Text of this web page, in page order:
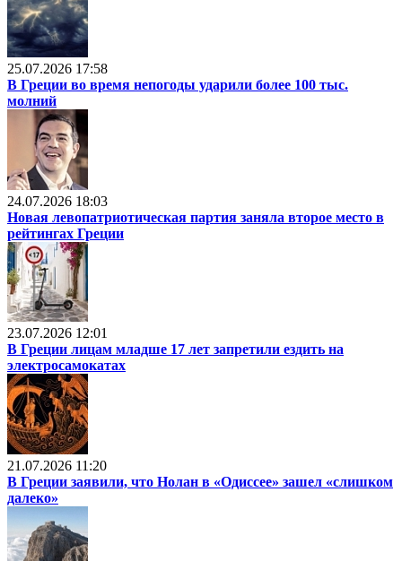
25.07.2026 17:58
В Греции во время непогоды ударили более 100 тыс.
молний
24.07.2026 18:03
Новая левопатриотическая партия заняла второе место в
рейтингах Греции
23.07.2026 12:01
В Греции лицам младше 17 лет запретили ездить на
электросамокатах
21.07.2026 11:20
В Греции заявили, что Нолан в «Одиссее» зашел «слишком
далеко»